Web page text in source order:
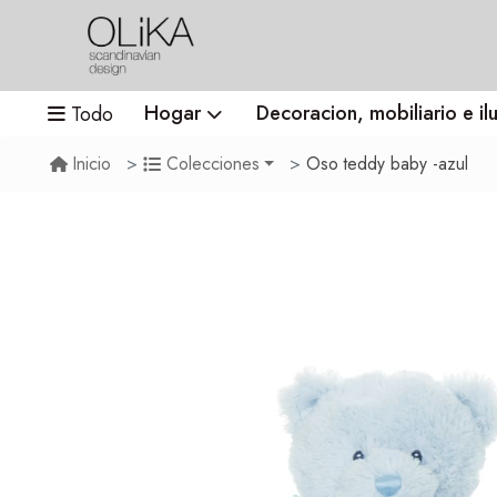
Todo Hogar Decoracion, mobiliario e
Inicio Colecciones Oso teddy baby -azul